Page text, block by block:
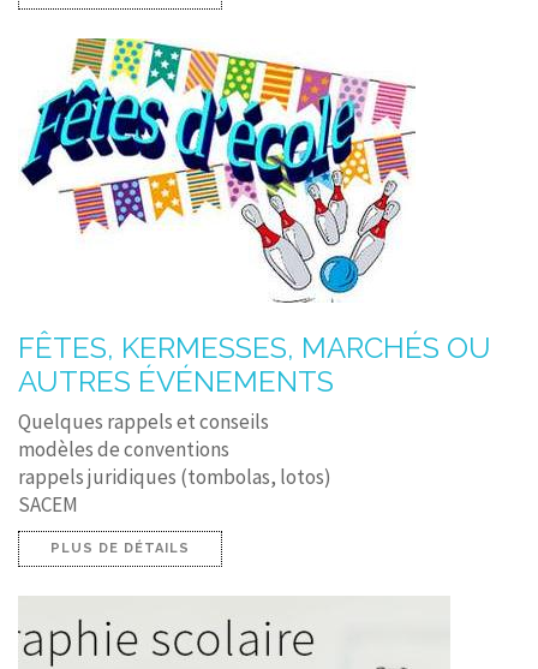
FÊTES, KERMESSES, MARCHÉS OU
AUTRES ÉVÉNEMENTS
Quelques rappels et conseils
modèles de conventions
rappels juridiques (tombolas, lotos)
SACEM
PLUS DE DÉTAILS